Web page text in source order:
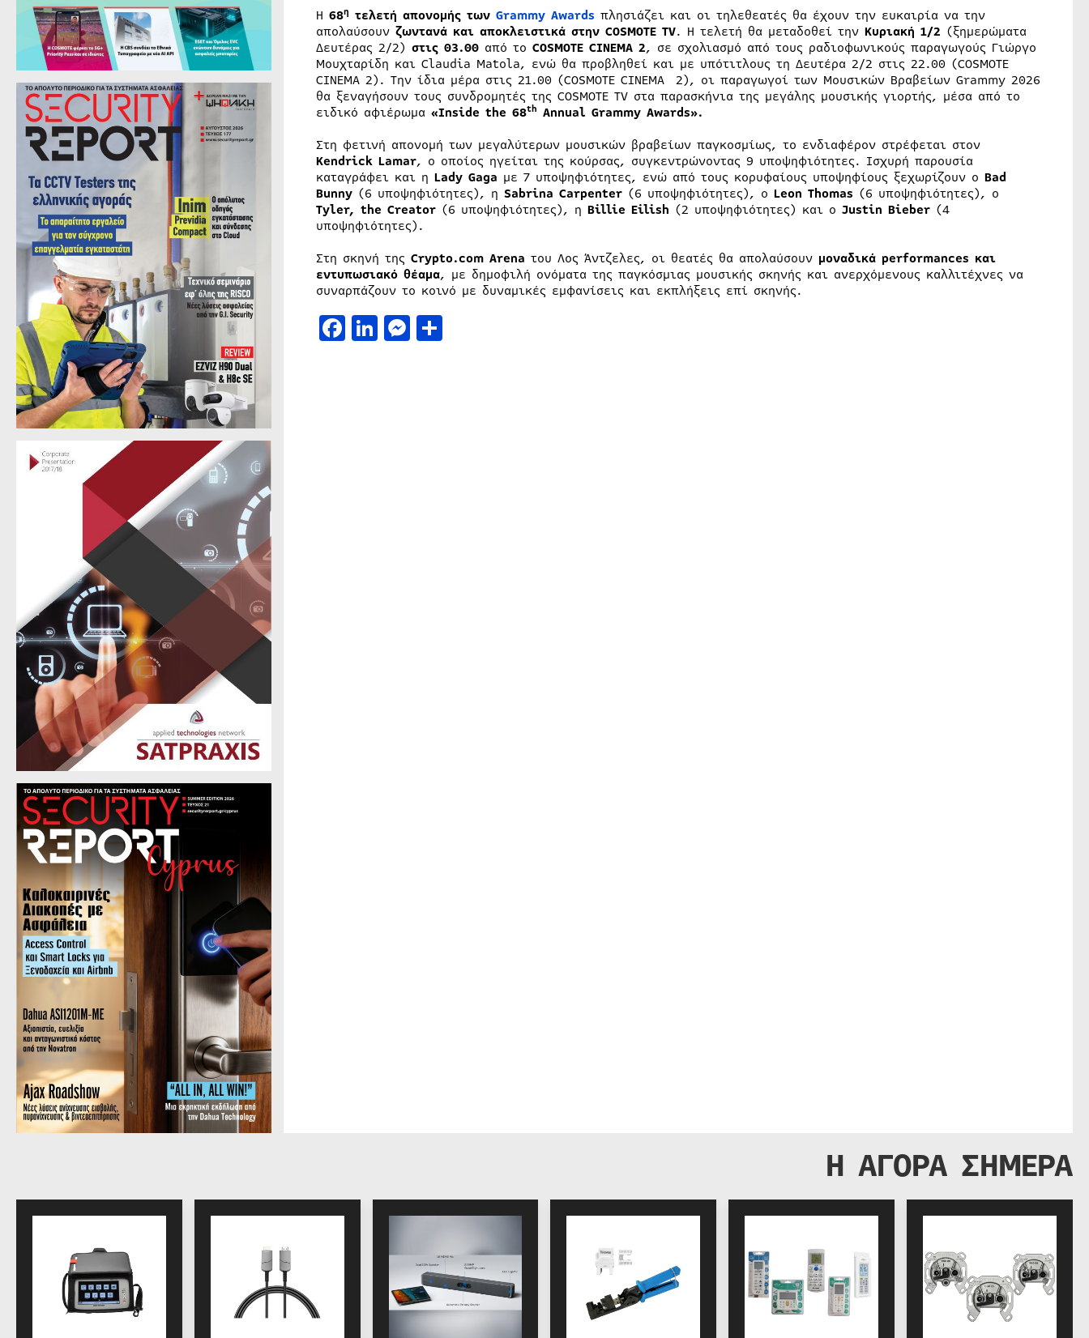
Η 68η τελετή απονομής των Grammy Awards πλησιάζει και οι τηλεθεατές θα έχουν την ευκαιρία να την
απολαύσουν ζωντανά και αποκλειστικά στην COSMOTE TV. H τελετή θα μεταδοθεί την Κυριακή 1/2 (ξημερώματα
Δευτέρας 2/2) στις 03.00από το COSMOTE CINEMA 2, σε σχολιασμό από τους ραδιοφωνικούς παραγωγούς Γιώργο
Μουχταρίδη και Claudia Matola, ενώ θα προβληθεί και με υπότιτλους τη Δευτέρα 2/2 στις 22.00 (COSMOTE
CINEMA 2). Την ίδια μέρα στις 21.00 (COSMOTE CINEMA 2), οι παραγωγοί των Μουσικών Βραβείων Grammy 2026
θα ξεναγήσουν τους συνδρομητές της COSMOTE TV στα παρασκήνια της μεγάλης μουσικής γιορτής, μέσα από το
ειδικό αφιέρωμα «Inside the 68th Annual Grammy Awards».
Στη φετινή απονομή των μεγαλύτερων μουσικών βραβείων παγκοσμίως, το ενδιαφέρον στρέφεται στον
Kendrick Lamar, ο οποίος ηγείται της κούρσας, συγκεντρώνοντας 9 υποψηφιότητες. Ισχυρή παρουσία
καταγράφει και η Lady Gaga με 7 υποψηφιότητες, ενώ από τους κορυφαίους υποψηφίους ξεχωρίζουν ο Bad
Bunny(6 υποψηφιότητες), η Sabrina Carpenter(6 υποψηφιότητες), ο Leon Thomas (6 υποψηφιότητες), ο
Tyler, the Creator(6 υποψηφιότητες), η Billie Eilish (2 υποψηφιότητες) και ο Justin Bieber(4
υποψηφιότητες).
Στη σκηνή της Crypto.com Arena του Λος Άντζελες, οι θεατές θα απολαύσουν μοναδικά performances και
εντυπωσιακό θέαμα, με δημοφιλή ονόματα της παγκόσμιας μουσικής σκηνής και ανερχόμενους καλλιτέχνες να
συναρπάζουν το κοινό με δυναμικές εμφανίσεις και εκπλήξεις επί σκηνής.
Facebook
LinkedIn
Messenger
Μοιραστείτε
Η ΑΓΟΡΑ ΣΗΜΕΡΑ